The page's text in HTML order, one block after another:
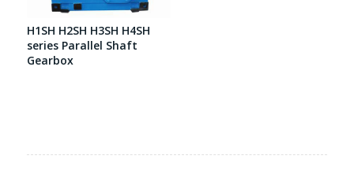
H1SH H2SH H3SH H4SH
series Parallel Shaft
Gearbox